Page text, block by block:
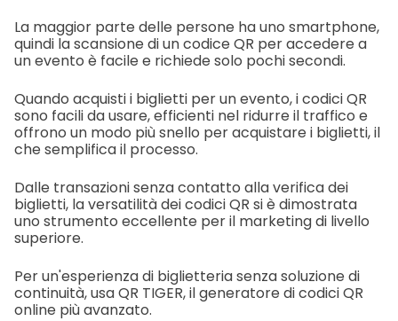
La maggior parte delle persone ha uno smartphone,
quindi la scansione di un codice QR per accedere a
un evento è facile e richiede solo pochi secondi.
Quando acquisti i biglietti per un evento, i codici QR
sono facili da usare, efficienti nel ridurre il traffico e
offrono un modo più snello per acquistare i biglietti, il
che semplifica il processo.
Dalle transazioni senza contatto alla verifica dei
biglietti, la versatilità dei codici QR si è dimostrata
uno strumento eccellente per il marketing di livello
superiore.
Per un'esperienza di biglietteria senza soluzione di
continuità, usa QR TIGER, il generatore di codici QR
online più avanzato.